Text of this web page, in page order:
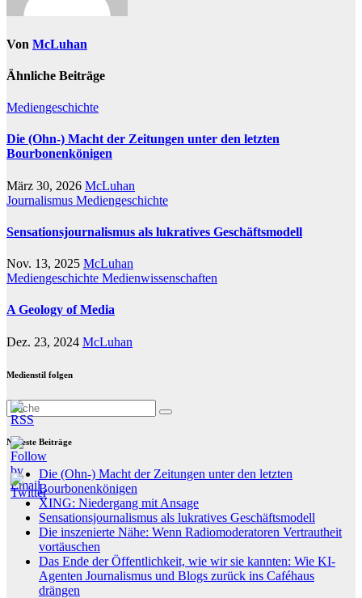
Von McLuhan
Ähnliche Beiträge
Mediengeschichte
Die (Ohn-) Macht der Zeitungen unter den letzten
Bourbonenkönigen
März 30, 2026 McLuhan
Journalismus Mediengeschichte
Sensationsjournalismus als lukratives Geschäftsmodell
Nov. 13, 2025 McLuhan
Mediengeschichte Medienwissenschaften
A Geology of Media
Dez. 23, 2024 McLuhan
Medienstil folgen
Neueste Beiträge
Die (Ohn-) Macht der Zeitungen unter den letzten
Bourbonenkönigen
XING: Niedergang mit Ansage
Sensationsjournalismus als lukratives Geschäftsmodell
Die inszenierte Nähe: Wenn Radiomoderatoren Vertrautheit
vortäuschen
Das Ende der Öffentlichkeit, wie wir sie kannten: Wie KI-
Agenten Journalismus und Blogs zurück ins Caféhaus
drängen